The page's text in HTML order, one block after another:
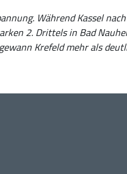
Während Kassel
2. Drittels in Bad
Krefeld mehr als